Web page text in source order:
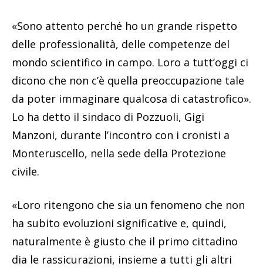
«Sono attento perché ho un grande rispetto
delle professionalità, delle competenze del
mondo scientifico in campo. Loro a tutt’oggi ci
dicono che non c’è quella preoccupazione tale
da poter immaginare qualcosa di catastrofico».
Lo ha detto il sindaco di Pozzuoli, Gigi
Manzoni, durante l’incontro con i cronisti a
Monteruscello, nella sede della Protezione
civile.
«Loro ritengono che sia un fenomeno che non
ha subito evoluzioni significative e, quindi,
naturalmente è giusto che il primo cittadino
dia le rassicurazioni, insieme a tutti gli altri